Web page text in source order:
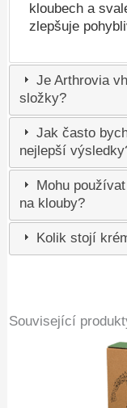
kloubech a
zlepšuje
Je Arthrovia
složky?
Jak často
nejlepší
Mohu
na klouby?
Kolik stojí
Související